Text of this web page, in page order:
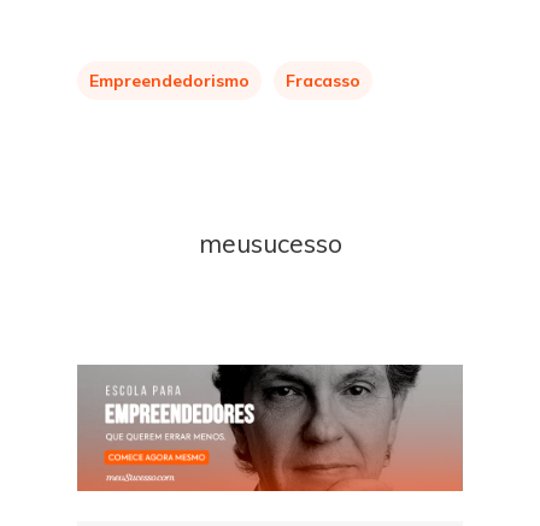
Empreendedorismo Fracasso
meusucesso